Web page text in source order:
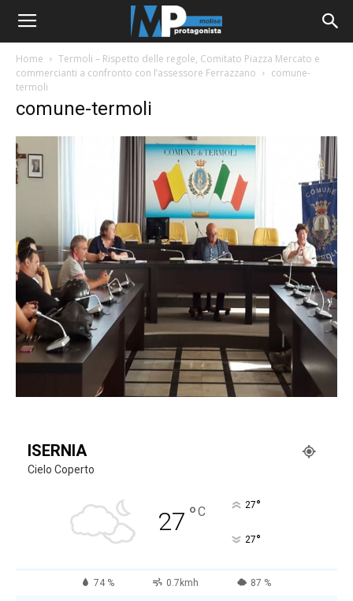
Home
Termoli – Rispetto delle regole, Comitato Piazza Mercato e
commercianti a confronto con l’assessore Ferrazzano
comune-
termoli
comune-termoli
ISERNIA
Cielo Coperto
27 °C 27°
27°
74 % 0.7kmh 87 %